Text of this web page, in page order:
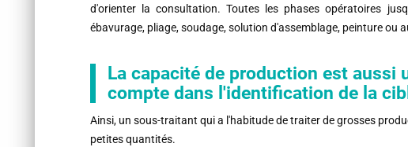
d'orienter la consultation. Toutes les phases opératoires
ébavurage, pliage, soudage, solution d'assemblage, peinture ou
La capacité de production est aussi
compte dans l'identification de la
Ainsi, un sous-traitant qui a l'habitude de traiter de grosses
petites quantités.